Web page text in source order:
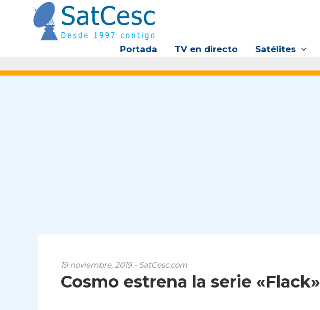
contenido
Portada TV en directo Satélites
19 noviembre, 2019 - SatCesc.com
Cosmo estrena la serie «Flack»